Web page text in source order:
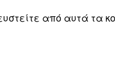
από αυτά τα